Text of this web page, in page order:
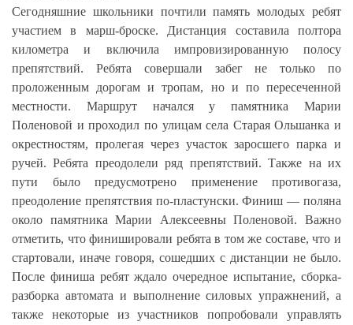
Сегодняшние школьники почтили память молодых ребят
участием в марш-броске. Дистанция составила полтора
километра и включила импровизированную полосу
препятствий. Ребята совершали забег не только по
проложенным дорогам и тропам, но и по пересеченной
местности. Маршрут начался у памятника Марии
Поленовой и проходил по улицам села Старая Ольшанка и
окрестностям, пролегая через участок заросшего парка и
ручей. Ребята преодолели ряд препятствий. Также на их
пути было предусмотрено применение противогаза,
преодоление препятствия по-пластунски. Финиш — поляна
около памятника Марии Алексеевны Поленовой. Важно
отметить, что финишировали ребята в том же составе, что и
стартовали, иначе говоря, сошедших с дистанции не было.
После финиша ребят ждало очередное испытание, сборка-
разборка автомата и выполнение силовых упражнений, а
также некоторые из участников попробовали управлять